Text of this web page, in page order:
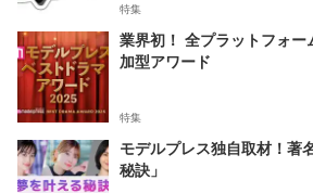
特集
業界初！ 全プラットフォ
加型アワード
特集
モデルプレス独自取材！著
秘訣」